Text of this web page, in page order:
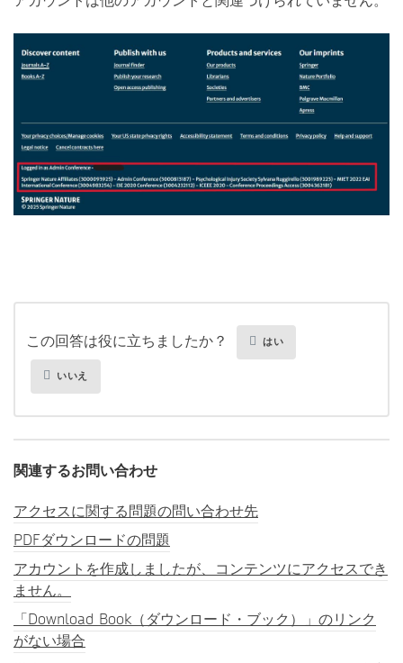
この回答は役に立ちましたか？ はい
いいえ
関連するお問い合わせ
アクセスに関する問題の問い合わせ先
PDFダウンロードの問題
アカウントを作成しましたが、コンテンツにアクセスでき
ません。
「Download Book（ダウンロード・ブック）」のリンク
がない場合